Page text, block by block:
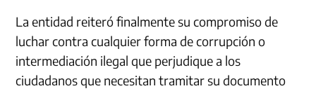
La entidad reiteró finalmente su compromiso de
luchar contra cualquier forma de corrupción o
intermediación ilegal que perjudique a los
ciudadanos que necesitan tramitar su documento